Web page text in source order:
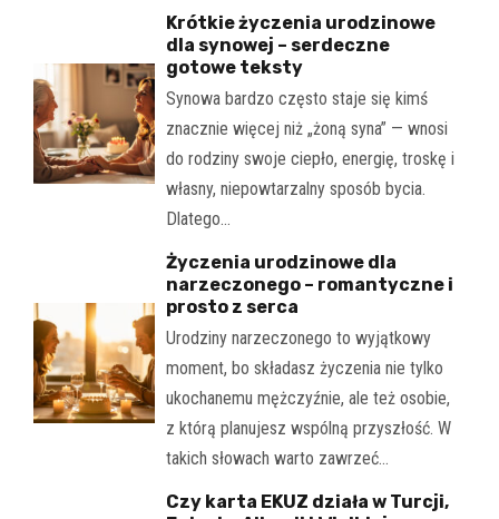
Krótkie życzenia urodzinowe
dla synowej – serdeczne
gotowe teksty
Synowa bardzo często staje się kimś
znacznie więcej niż „żoną syna” — wnosi
do rodziny swoje ciepło, energię, troskę i
własny, niepowtarzalny sposób bycia.
Dlatego…
Życzenia urodzinowe dla
narzeczonego – romantyczne i
prosto z serca
Urodziny narzeczonego to wyjątkowy
moment, bo składasz życzenia nie tylko
ukochanemu mężczyźnie, ale też osobie,
z którą planujesz wspólną przyszłość. W
takich słowach warto zawrzeć…
Czy karta EKUZ działa w Turcji,